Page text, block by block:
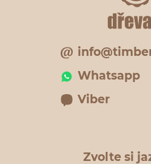
Whatsapp
Viber
Zvolte si